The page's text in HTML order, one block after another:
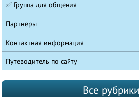
✅ Группа для общения
Партнеры
Контактная информация
Путеводитель по сайту
Все рубрики